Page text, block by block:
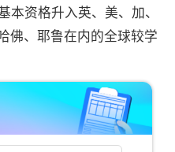
本资格升入英、美、加、
佛、耶鲁在内的全球较学